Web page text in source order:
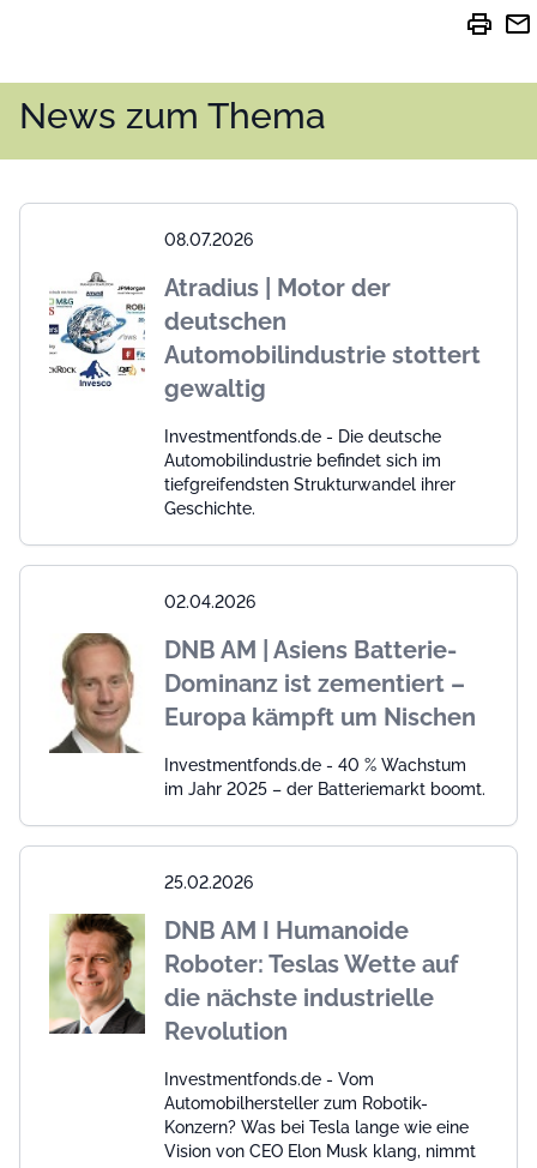
print mail
News zum Thema
08.07.2026
Atradius | Motor der
deutschen
Automobilindustrie stottert
gewaltig
Investmentfonds.de - Die deutsche
Automobilindustrie befindet sich im
tiefgreifendsten Strukturwandel ihrer
Geschichte.
02.04.2026
DNB AM | Asiens Batterie-
Dominanz ist zementiert –
Europa kämpft um Nischen
Investmentfonds.de - 40 % Wachstum
im Jahr 2025 – der Batteriemarkt boomt.
25.02.2026
DNB AM I Humanoide
Roboter: Teslas Wette auf
die nächste industrielle
Revolution
Investmentfonds.de - Vom
Automobilhersteller zum Robotik-
Konzern? Was bei Tesla lange wie eine
Vision von CEO Elon Musk klang, nimmt